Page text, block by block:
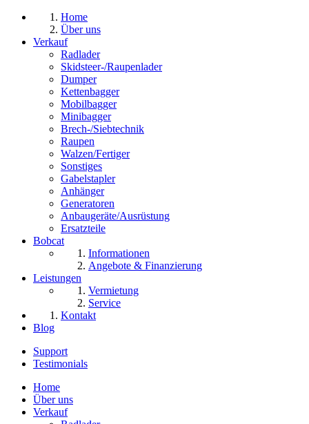
Home
Über uns
Verkauf
Radlader
Skidsteer-/Raupenlader
Dumper
Kettenbagger
Mobilbagger
Minibagger
Brech-/Siebtechnik
Raupen
Walzen/Fertiger
Sonstiges
Gabelstapler
Anhänger
Generatoren
Anbaugeräte/Ausrüstung
Ersatzteile
Bobcat
Informationen
Angebote & Finanzierung
Leistungen
Vermietung
Service
Kontakt
Blog
Support
Testimonials
Home
Über uns
Verkauf